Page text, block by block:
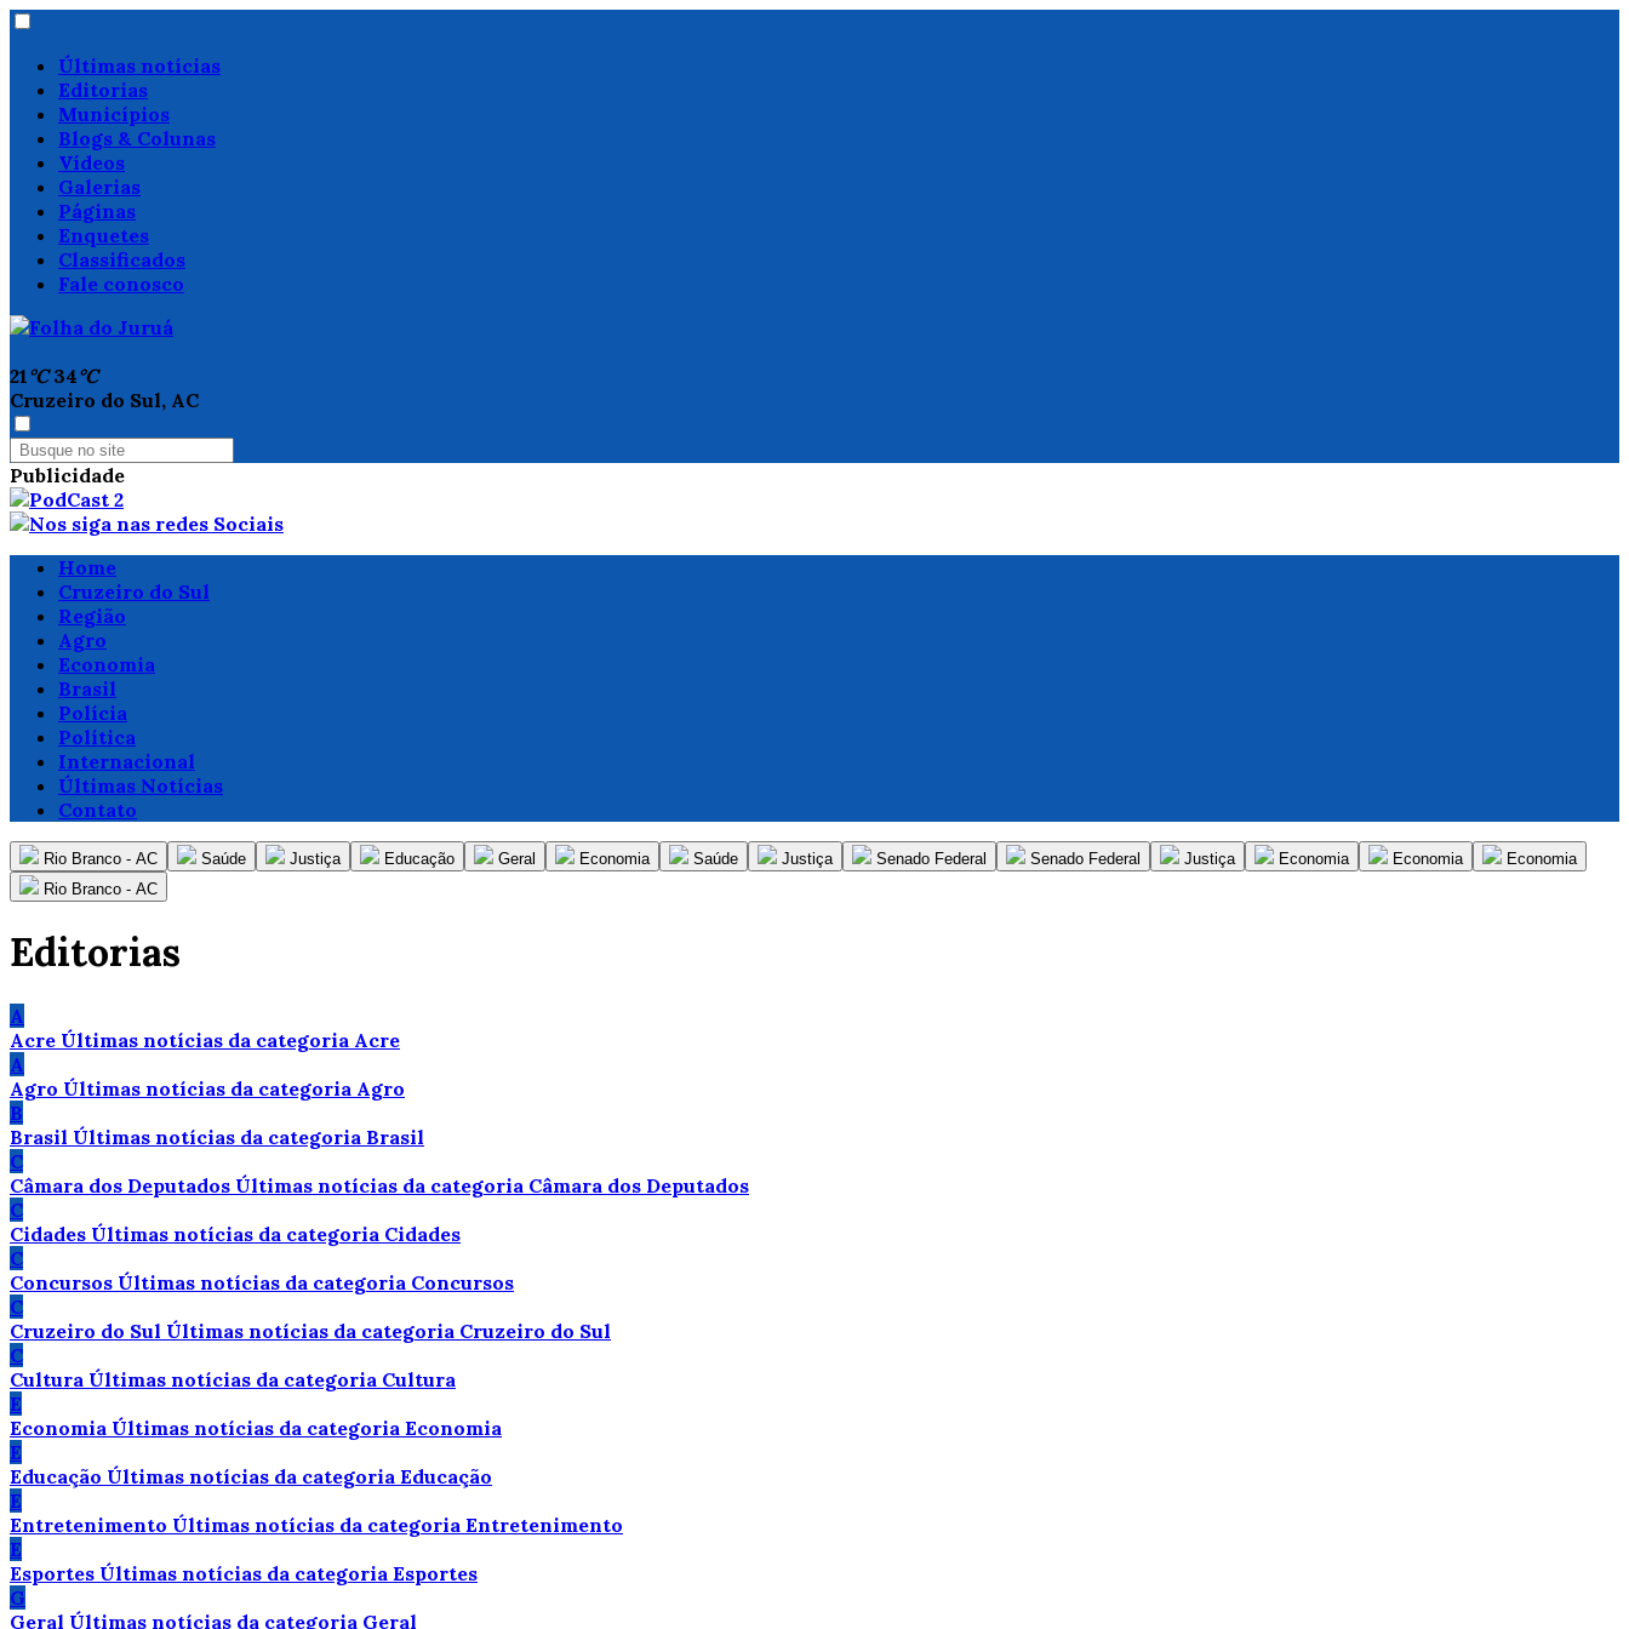
Últimas notícias
Editorias
Municípios
Blogs & Colunas
Vídeos
Galerias
Páginas
Enquetes
Classificados
Fale conosco
21°C 34°C
Cruzeiro do Sul, AC
Publicidade
Home
Cruzeiro do Sul
Região
Agro
Economia
Brasil
Polícia
Política
Internacional
Últimas Notícias
Contato
Rio Branco - AC Saúde Justiça Educação Geral Economia Saúde Justiça Senado Federal Senado Federal Justiça Economia Economia
Economia
Rio Branco - AC
Editorias
A
Acre Últimas notícias da categoria Acre
A
Agro Últimas notícias da categoria Agro
B
Brasil Últimas notícias da categoria Brasil
C
Câmara dos Deputados Últimas notícias da categoria Câmara dos Deputados
C
Cidades Últimas notícias da categoria Cidades
C
Concursos Últimas notícias da categoria Concursos
C
Cruzeiro do Sul Últimas notícias da categoria Cruzeiro do Sul
C
Cultura Últimas notícias da categoria Cultura
E
Economia Últimas notícias da categoria Economia
E
Educação Últimas notícias da categoria Educação
E
Entretenimento Últimas notícias da categoria Entretenimento
E
Esportes Últimas notícias da categoria Esportes
G
Geral Últimas notícias da categoria Geral